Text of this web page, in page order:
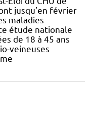
jusqu’en février
maladies
étude nationale
de 18 à 45 ans
veineuses